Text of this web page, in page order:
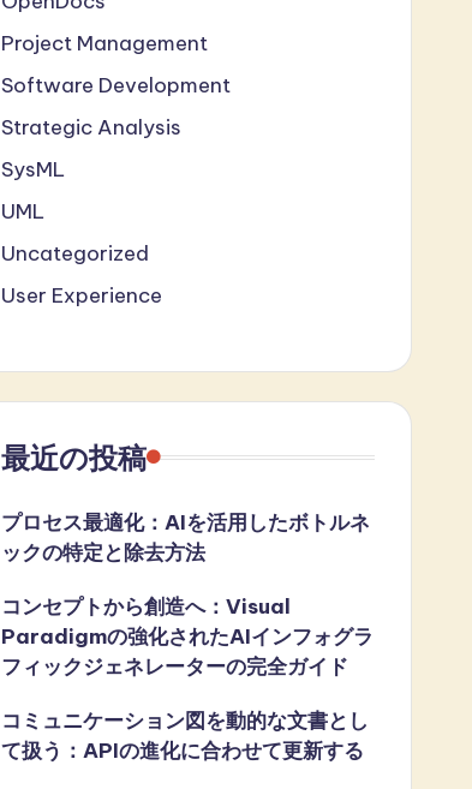
Project Management
Software Development
Strategic Analysis
SysML
UML
Uncategorized
User Experience
最近の投稿
プロセス最適化：AIを活用したボトルネ
ックの特定と除去方法
コンセプトから創造へ：Visual
Paradigmの強化されたAIインフォグラ
フィックジェネレーターの完全ガイド
コミュニケーション図を動的な文書とし
て扱う：APIの進化に合わせて更新する